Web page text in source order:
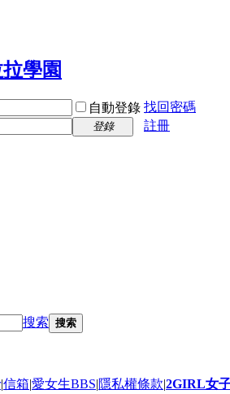
自動登錄 找回密碼
登錄
註冊
搜索 搜索
|信箱|愛女生BBS|隱私權條款|2GIRL女